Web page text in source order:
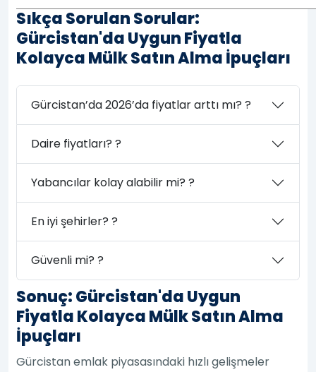
Sıkça Sorulan Sorular:
Gürcistan'da Uygun Fiyatla
Kolayca Mülk Satın Alma İpuçları
Gürcistan’da 2026’da fiyatlar arttı mı? ?
Daire fiyatları? ?
Yabancılar kolay alabilir mi? ?
En iyi şehirler? ?
Güvenli mi? ?
Sonuç: Gürcistan'da Uygun
Fiyatla Kolayca Mülk Satın Alma
İpuçları
Gürcistan emlak piyasasındaki hızlı gelişmeler